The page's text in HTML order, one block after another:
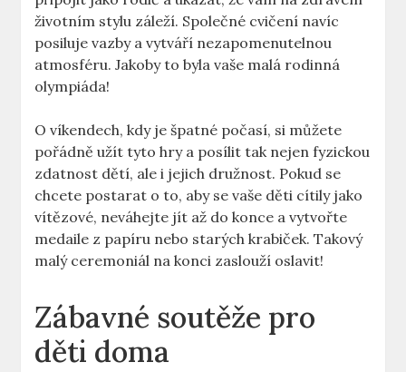
životním stylu záleží. Společné cvičení navíc
posiluje vazby a vytváří nezapomenutelnou
atmosféru. Jakoby to byla vaše malá rodinná
olympiáda!
O víkendech, kdy je špatné počasí, si můžete
pořádně užít tyto hry a posílit tak nejen fyzickou
zdatnost dětí, ale i jejich družnost. Pokud se
chcete postarat o to, aby se vaše děti cítily jako
vítězové, neváhejte jít až do konce a vytvořte
medaile z papíru nebo starých krabiček. Takový
malý ceremoniál na konci zaslouží oslavit!
Zábavné soutěže pro
děti doma